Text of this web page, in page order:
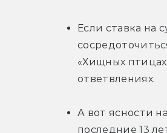
Если ставка на
«Хищных
ответвлениях.
А вот ясности
последние 13